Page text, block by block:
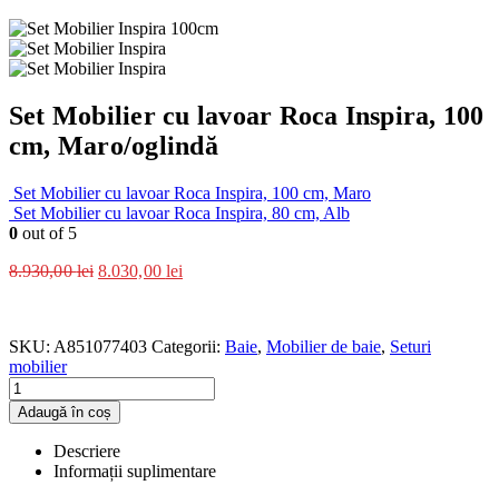
Set Mobilier cu lavoar Roca Inspira, 100
cm, Maro/oglindă
Set Mobilier cu lavoar Roca Inspira, 100 cm, Maro
Set Mobilier cu lavoar Roca Inspira, 80 cm, Alb
0 out of 5
8.930,00lei 8.030,00 lei
SKU: A851077403 Categorii: Baie, Mobilier de baie, Seturi
mobilier
Adaugă în coș
Descriere
Informații suplimentare